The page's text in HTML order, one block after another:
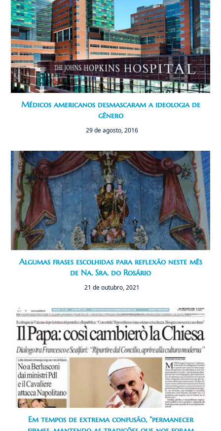
Médicos americanos desmascaram a ideologia de
gênero
29 de agosto, 2016
Algumas frases escolhidas para reflexão neste mês
de Na. Sra. do Rosário
21 de outubro, 2021
Em tempos de extrema confusão, “permanecer